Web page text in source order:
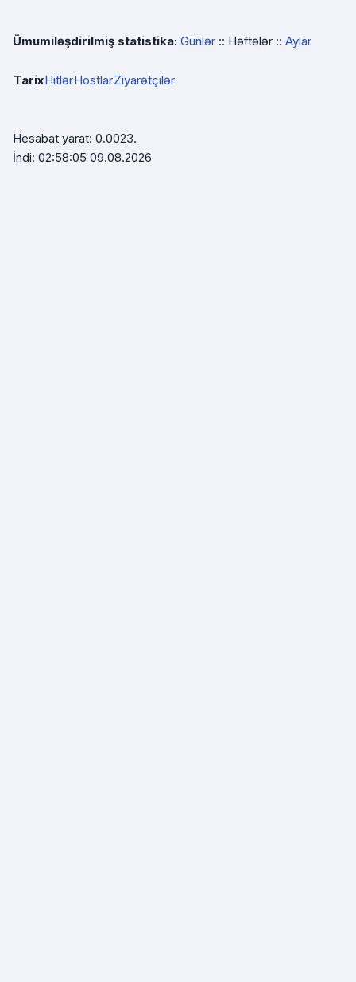
Ümumiləşdirilmiş statistika: Günlər :: Həftələr :: Aylar
TarixHitlərHostlarZiyarətçilər
Hesabat yarat: 0.0023.
İndi: 02:58:05 09.08.2026